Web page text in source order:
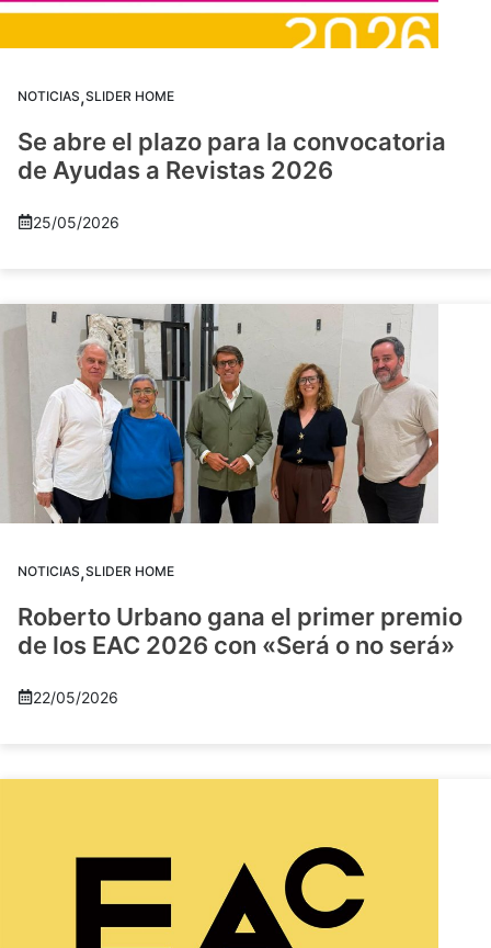
NOTICIAS,SLIDER HOME
Se abre el plazo para la convocatoria
de Ayudas a Revistas 2026
25/05/2026
NOTICIAS,SLIDER HOME
Roberto Urbano gana el primer premio
de los EAC 2026 con «Será o no será»
22/05/2026